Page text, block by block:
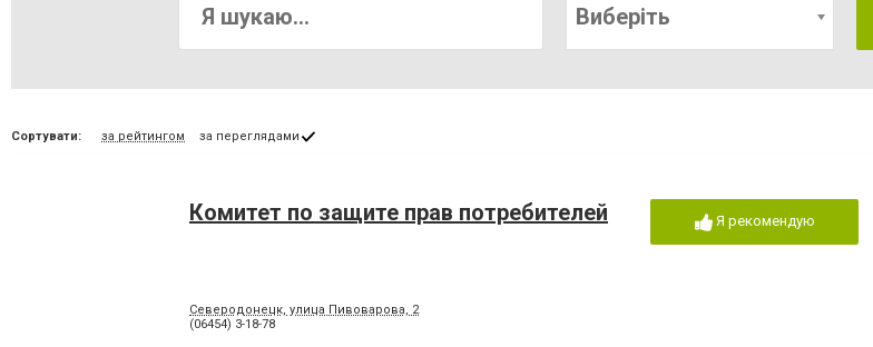
Виберіть
Сортувати: за рейтингом за переглядами
Комитет по защите прав потребителей
Северодонецк, улица Пивоварова, 2
(06454) 3-18-78
Я рекомендую